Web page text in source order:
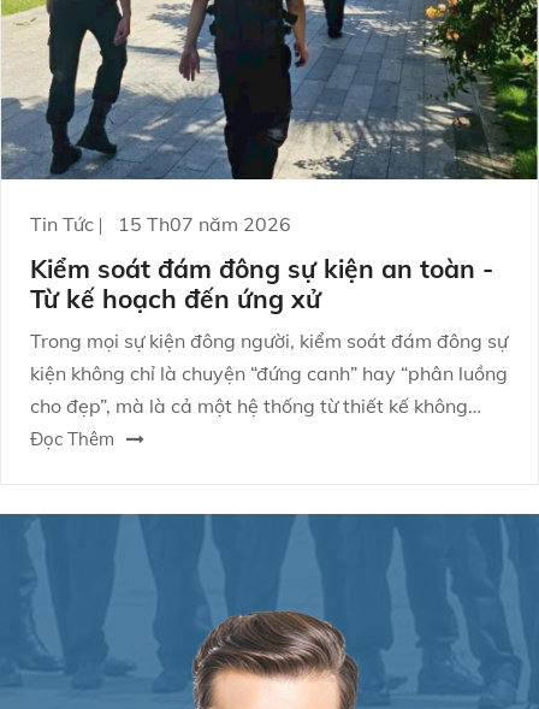
Tin Tức 15 Th07 năm 2026
Kiểm soát đám đông sự kiện an toàn -
Từ kế hoạch đến ứng xử
Trong mọi sự kiện đông người, kiểm soát đám đông sự
kiện không chỉ là chuyện “đứng canh” hay “phân luồng
cho đẹp”, mà là cả một hệ thống từ thiết kế không
gian, kịch bản vận hành đến năng lực xử lý tình
lửa gặp gió.
Đọc Thêm